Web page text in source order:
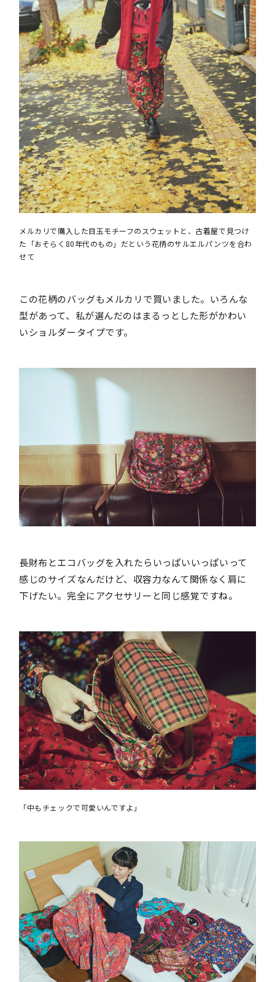
メルカリで購入した目玉モチーフのスウェットと、古着屋で見つけ
た「おそらく80年代のもの」だという花柄のサルエルパンツを合わ
せて
この花柄のバッグもメルカリで買いました。いろんな
型があって、私が選んだのはまるっとした形がかわい
いショルダータイプです。
長財布とエコバッグを入れたらいっぱいいっぱいって
感じのサイズなんだけど、収容力なんて関係なく肩に
下げたい。完全にアクセサリーと同じ感覚ですね。
「中もチェックで可愛いんですよ」